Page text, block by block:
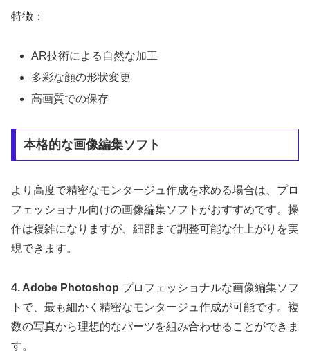
特徴：
AR技術による自然な加工
多彩な顔の形状変更
高画質での保存
本格的な画像編集ソフト
より高度で精密なモンタージュ作成を求める場合は、プロ
フェッショナル向けの画像編集ソフトがおすすめです。操
作は複雑になりますが、細部まで調整可能な仕上がりを実
現できます。
4. Adobe Photoshop プロフェッショナルな画像編集ソフ
トで、最も細かく精密なモンタージュ作成が可能です。複
数の写真から理想的なパーツを組み合わせることができま
す。